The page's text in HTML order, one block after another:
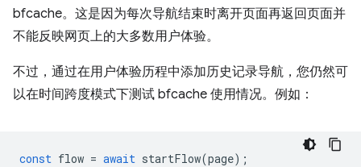
bfcache。这是因为每次导航结束时离开页面再返回页面并
不能反映网页上的大多数用户体验。
不过，通过在用户体验历程中添加历史记录导航，您仍然可
以在时间跨度模式下测试 bfcache 使用情况。例如：
const flow = await startFlow(page);